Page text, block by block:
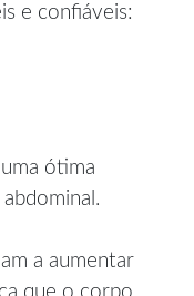
e confiáveis:
ótima
a aumentar